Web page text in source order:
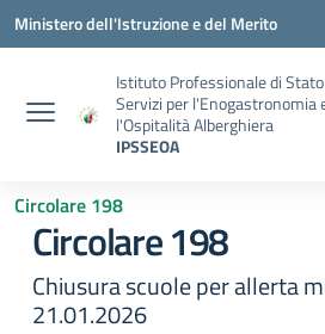
Vai ai contenuti
Vai al menu di navigazione
Vai al footer
Ministero dell'Istruzione e del Merito
Istituto Professionale di Stato
Servizi per l'Enogastronomia
l'Ospitalità Alberghiera
IPSSEOA
Circolare 198
Circolare 198
Chiusura scuole per allerta
21.01.2026